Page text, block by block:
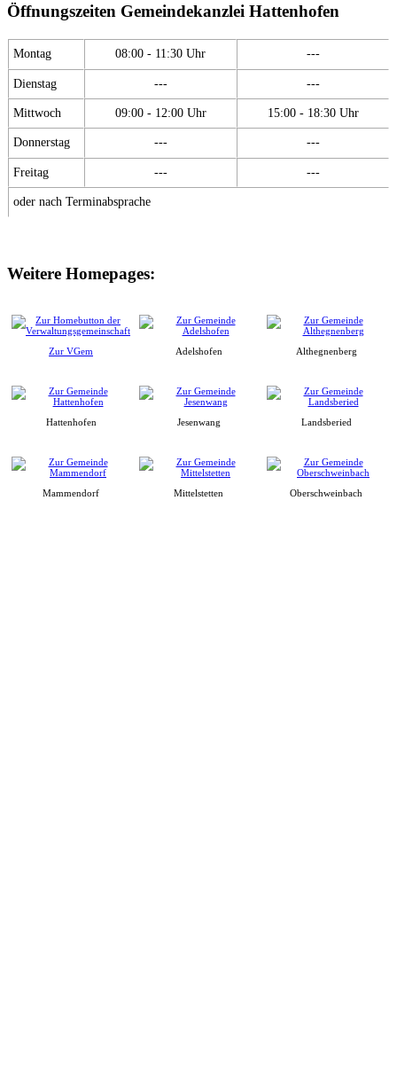
Öffnungszeiten Gemeindekanzlei Hattenhofen
Montag 08:00 - 11:30 Uhr ---
Dienstag --- ---
Mittwoch 09:00 - 12:00 Uhr 15:00 - 18:30 Uhr
Donnerstag --- ---
Freitag --- ---
oder nach Terminabsprache
Weitere Homepages:
Zur VGem Adelshofen Althegnenberg
Hattenhofen Jesenwang Landsberied
Mammendorf Mittelstetten Oberschweinbach